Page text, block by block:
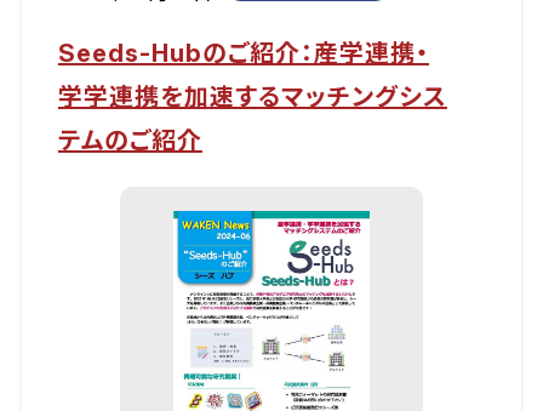
Seeds-Hubのご紹介：産学連携・
学学連携を加速するマッチングシス
テムのご紹介